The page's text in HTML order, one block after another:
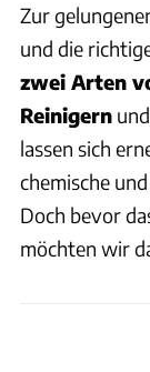
Zur
und die
zwei Arten
Reinigern
lassen sich
chemische
Doch bevor
möchten wir